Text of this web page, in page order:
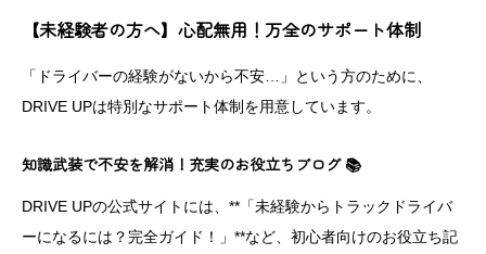
【未経験者の方へ】心配無用！万全のサポート体制
「ドライバーの経験がないから不安…」という方のために、
DRIVE UPは特別なサポート体制を用意しています。
知識武装で不安を解消！充実のお役立ちブログ 📚
DRIVE UPの公式サイトには、**「未経験からトラックドライバ
ーになるには？完全ガイド！」**など、初心者向けのお役立ち記